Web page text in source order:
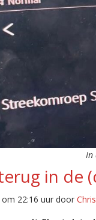
In
in de
22:16 uur door